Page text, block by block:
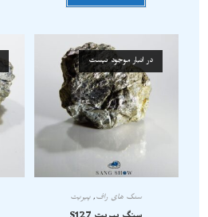
در انبار موجود نیست
سنگ های راف, پیریت